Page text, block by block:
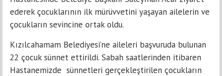
ederek çocuklarının ilk mürüvvetini yaşayan ailelerin ve
çocukların sevincine ortak oldu.
Kızılcahamam Belediyesi’ne aileleri başvuruda bulunan
22 çocuk sünnet ettirildi. Sabah saatlerinden itibaren
Hastanemizde sünnetleri gerçekleştirilen çocukların